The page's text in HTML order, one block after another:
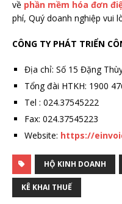
về phần mềm hóa đơn
phí, Quý doanh nghiệp vui
CÔNG TY PHÁT TRIỂN
Địa chỉ: Số 15 Đặng
Tổng đài HTKH: 1900
Tel : 024.37545222
Fax: 024.37545223
Website: https://
HỘ KINH DOANH
KÊ KHAI THUẾ